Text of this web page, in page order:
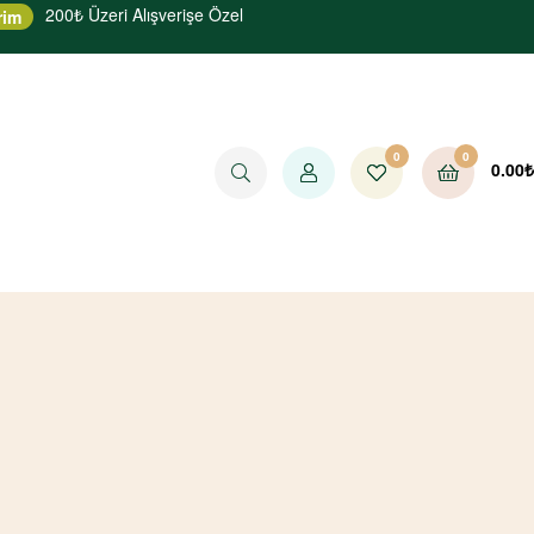
200₺ Üzeri Alışverişe Özel
0 0
0.00₺